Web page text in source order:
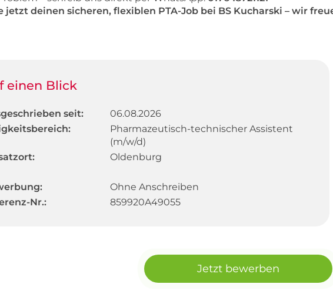
jetzt deinen sicheren, flexiblen PTA-Job bei BS Kucharski – wir
einen Blick
seit:
06.08.2026
Pharmazeutisch-technischer Assistent
(m/w/d)
Oldenburg
Ohne Anschreiben
Nr.:
859920A49055
Jetzt bewerben